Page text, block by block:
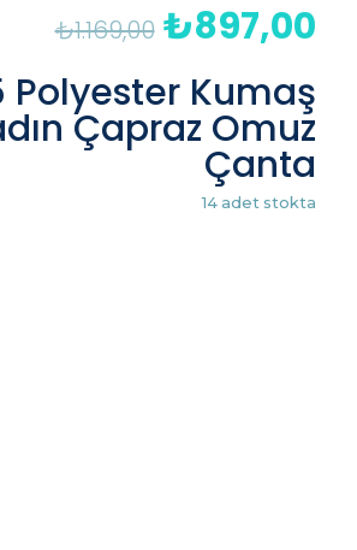
₺1.169,00 Orijinal
fiyat:
₺1.169,00.
₺897,00Şu
Polyester Kumaş
Çapraz Omuz
Çanta
14 adet stokta